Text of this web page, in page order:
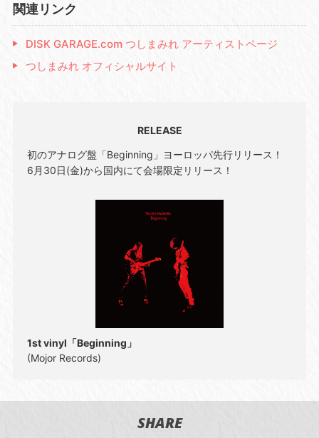
関連リンク
DISK GARAGE.com つしまみれ アーティストページ
つしまみれ オフィシャルサイト
RELEASE
初のアナログ盤「Beginning」ヨーロッパ先行リリース！
6月30日(金)から国内にて会場限定リリース！
1st vinyl「Beginning」
(Mojor Records)
SHARE